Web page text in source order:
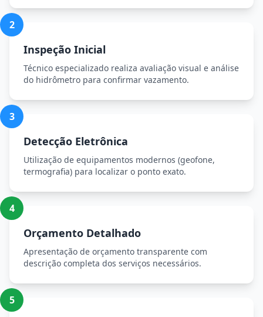
2
Inspeção Inicial
Técnico especializado realiza avaliação visual e análise
do hidrômetro para confirmar vazamento.
3
Detecção Eletrônica
Utilização de equipamentos modernos (geofone,
termografia) para localizar o ponto exato.
4
Orçamento Detalhado
Apresentação de orçamento transparente com
descrição completa dos serviços necessários.
5